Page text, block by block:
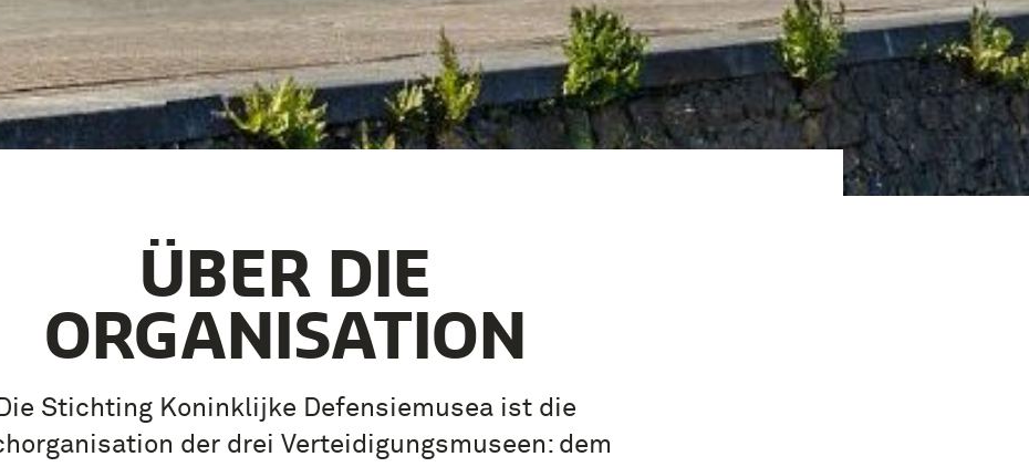
ÜBER DIE
ORGANISATION
Die Stichting Koninklijke Defensiemusea ist die
der drei Verteidigungsmuseen: dem